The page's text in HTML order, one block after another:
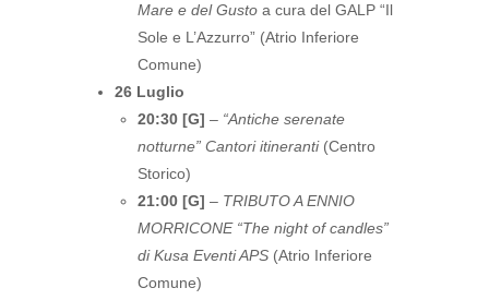
Mare e del Gusto a cura del GALP “Il
Sole e L’Azzurro” (Atrio Inferiore
Comune)
26 Luglio
20:30 [G] – “Antiche serenate
notturne” Cantori itineranti(Centro
Storico)
21:00 [G] – TRIBUTO A ENNIO
MORRICONE “The night of candles”
di Kusa Eventi APS (Atrio Inferiore
Comune)